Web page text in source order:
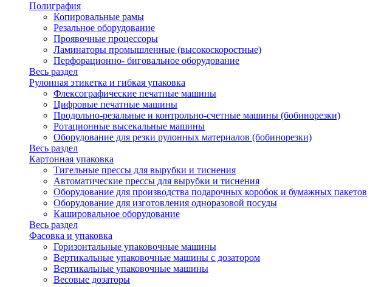
Полиграфия
Копировальные рамы
Резальное оборудование
Проявочные процессоры
Ламинаторы промышленные (высокоскоростные)
Перфорационно- биговальное оборудование
Весь раздел
Рулонная этикетка и гибкая упаковка
Флексографические печатные машины
Цифровые печатные машины
Продольно-резальные и контрольно-счетные машины (бобинорезки)
Ротационные высекальные машины
Оборудование для резки рулонных материалов (бобинорезки)
Весь раздел
Картонная упаковка
Тигельные прессы для вырубки и тиснения
Автоматические прессы для вырубки и тиснения
Оборудование для производства подарочных коробок и бумажных пакетов
Оборудование для изготовления одноразовой посуды
Кашировальное оборудование
Весь раздел
Фасовка и упаковка
Горизонтальные упаковочные машины
Вертикальные упаковочные машины с дозатором
Вертикальные упаковочные машины
Весовые дозаторы